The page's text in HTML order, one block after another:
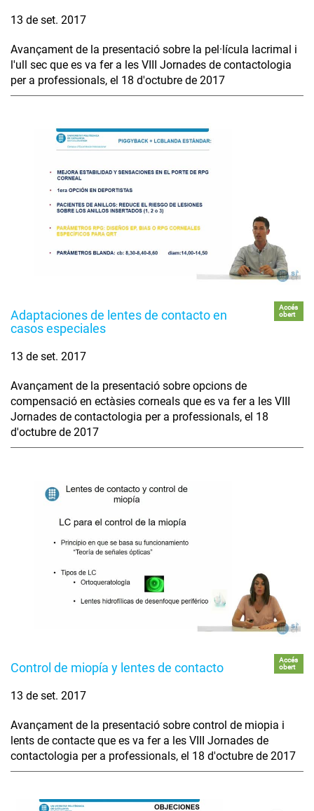
13 de set. 2017
Avançament de la presentació sobre la pel·lícula lacrimal i
l'ull sec que es va fer a les VIII Jornades de contactologia
per a professionals, el 18 d'octubre de 2017
Adaptaciones de lentes de contacto en
casos especiales
Accés
obert
13 de set. 2017
Avançament de la presentació sobre opcions de
compensació en ectàsies corneals que es va fer a les VIII
Jornades de contactologia per a professionals, el 18
d'octubre de 2017
Control de miopía y lentes de contacto
Accés
obert
13 de set. 2017
Avançament de la presentació sobre control de miopia i
lents de contacte que es va fer a les VIII Jornades de
contactologia per a professionals, el 18 d'octubre de 2017